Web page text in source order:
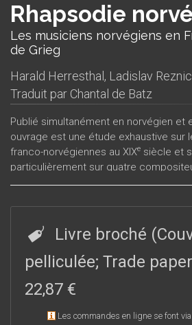
Rhapsodie
Les musiciens norvégiens en
de Grieg
Harald Herresthal , Ladislav
Traduit par Chantal de Batz
Publié simultanément en norvégien et
ouvrage est une étude exhaustive sur
franco-norvégiennes au XIXe siècle et
particulièrement sur quatre
entretenu avec la France des rapports
Sous la plume des auteurs revit ce
se prit d'un véritable engouement pour
est le personnage central du livre. Nul
n’a été à ce point populaire en France
période, il fut le compositeur étranger
surcroît, ses prises de position dans
valurent d’être au centre de débats
Livre broché
pelliculée; Trade
22,87 €
Les commandes en ligne se font